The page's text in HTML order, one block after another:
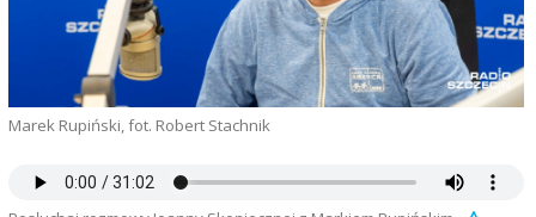
Marek Rupiński, fot. Robert Stachnik